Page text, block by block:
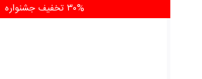
۳۰% تخفیف جشنواره